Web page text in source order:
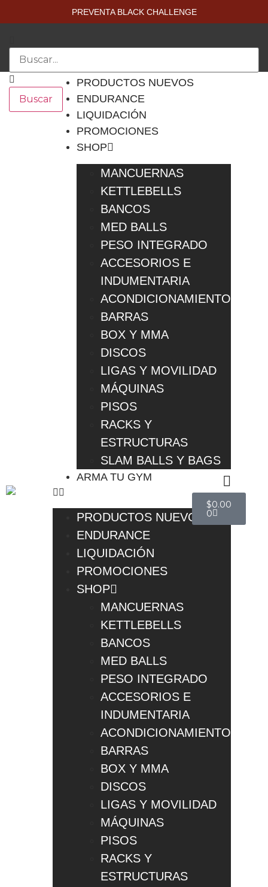
PREVENTA BLACK CHALLENGE
Buscar
PRODUCTOS NUEVOS
ENDURANCE
LIQUIDACIÓN
PROMOCIONES
SHOP
MANCUERNAS
KETTLEBELLS
BANCOS
MED BALLS
PESO INTEGRADO
ACCESORIOS E
INDUMENTARIA
ACONDICIONAMIENTO
BARRAS
BOX Y MMA
DISCOS
LIGAS Y MOVILIDAD
MÁQUINAS
PISOS
RACKS Y
ESTRUCTURAS
SLAM BALLS Y BAGS
ARMA TU GYM
PRODUCTOS NUEVOS
ENDURANCE
LIQUIDACIÓN
PROMOCIONES
SHOP
MANCUERNAS
KETTLEBELLS
BANCOS
MED BALLS
PESO INTEGRADO
ACCESORIOS E
INDUMENTARIA
ACONDICIONAMIENTO
BARRAS
BOX Y MMA
DISCOS
LIGAS Y MOVILIDAD
MÁQUINAS
PISOS
RACKS Y
ESTRUCTURAS
$0.00
0